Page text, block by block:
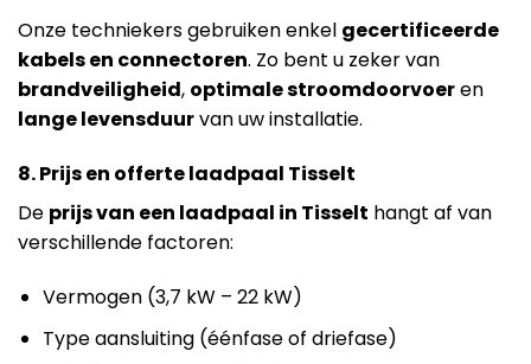
Onze techniekers gebruiken enkel gecertificeerde
kabels en connectoren. Zo bent u zeker van
brandveiligheid, optimale stroomdoorvoeren
lange levensduurvan uw installatie.
8. Prijs en offerte laadpaal Tisselt
De prijs van een laadpaal in Tisselt hangt af van
verschillende factoren:
Vermogen (3,7 kW – 22 kW)
Type aansluiting (éénfase of driefase)